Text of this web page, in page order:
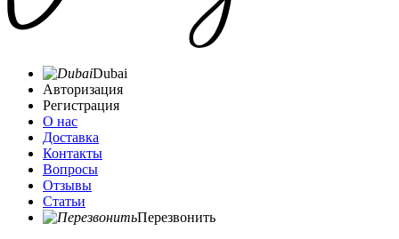
Dubai
Авторизация
Регистрация
О нас
Доставка
Контакты
Вопросы
Отзывы
Статьи
Перезвонить